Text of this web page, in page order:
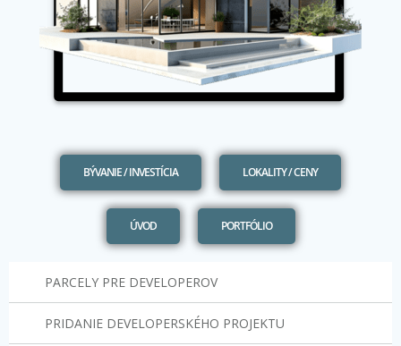
BÝVANIE / INVESTÍCIA LOKALITY / CENY
ÚVOD PORTFÓLIO
PARCELY PRE DEVELOPEROV
PRIDANIE DEVELOPERSKÉHO PROJEKTU